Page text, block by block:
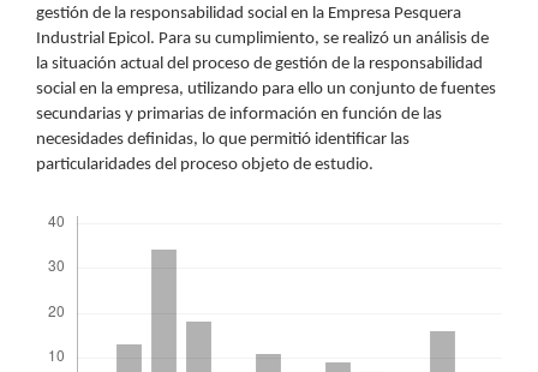
gestión de la responsabilidad social en la Empresa Pesquera
Industrial Epicol. Para su cumplimiento, se realizó un análisis de
la situación actual del proceso de gestión de la responsabilidad
social en la empresa, utilizando para ello un conjunto de fuentes
secundarias y primarias de información en función de las
necesidades definidas, lo que permitió identificar las
particularidades del proceso objeto de estudio.